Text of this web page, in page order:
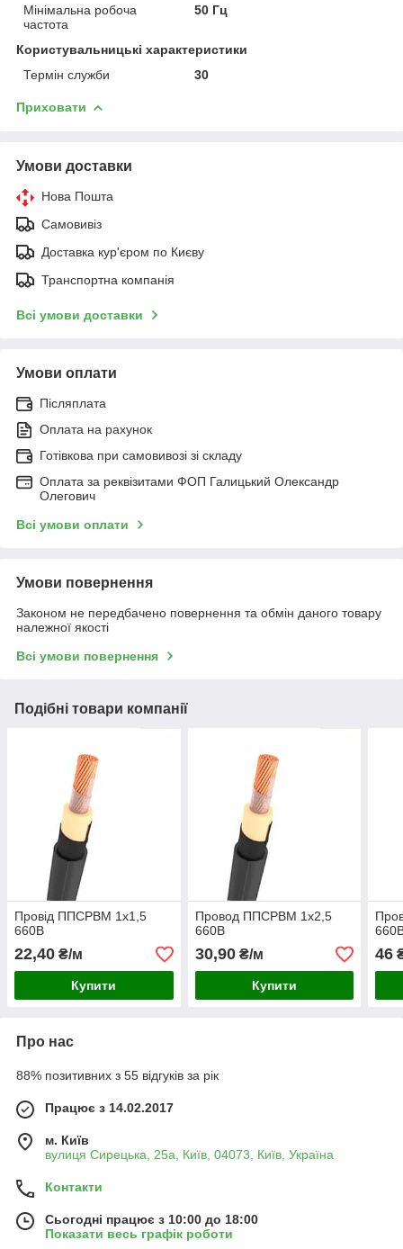
Мінімальна робоча
частота
50 Гц
Користувальницькі характеристики
Термін служби
30
Приховати
Умови доставки
Нова Пошта
Самовивіз
Доставка кур'єром по Києву
Транспортна компанія
Всі умови доставки
Умови оплати
Післяплата
Оплата на рахунок
Готівкова при самовивозі зі складу
Оплата за реквізитами ФОП Галицький Олександр
Олегович
Всі умови оплати
Умови повернення
Законом не передбачено повернення та обмін даного товару
належної якості
Всі умови повернення
Подібні товари компанії
Провід ППСРВМ 1х1,5
660В
22,40 ₴/м
Купити
Провод ППСРВМ 1х2,5
660В
30,90₴/м
Купити
46
Про нас
88% позитивних з 55 відгуків за рік
Працює з 14.02.2017
м. Київ
вулиця Сирецька, 25а, Київ, 04073, Київ, Україна
Контакти
Сьогодні працює з 10:00 до 18:00
Показати весь графік роботи